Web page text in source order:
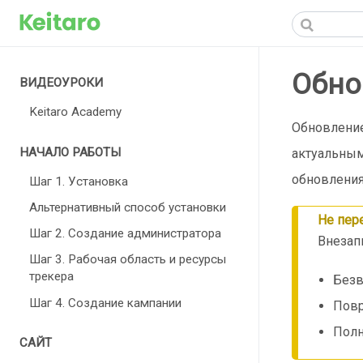
ВИДЕОУРОКИ
Keitaro Academy
НАЧАЛО РАБОТЫ
Шаг 1. Установка
Альтернативный способ установки
Шаг 2. Создание администратора
Шаг 3. Рабочая область и ресурсы
трекера
Шаг 4. Создание кампании
САЙТ
Не